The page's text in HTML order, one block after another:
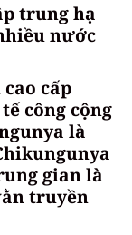
trung hạ
nước
cao cấp
công cộng
là
gian là
truyền